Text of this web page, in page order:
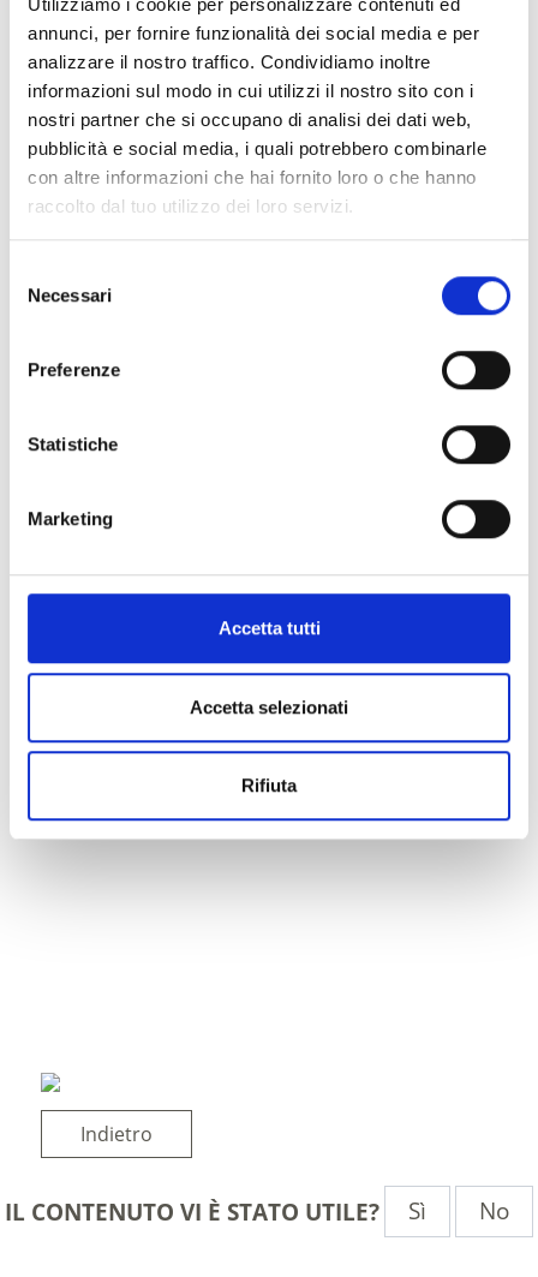
annunci, per fornire funzionalità dei social media e per
analizzare il nostro traffico. Condividiamo inoltre
informazioni sul modo in cui utilizzi il nostro sito con i
nostri partner che si occupano di analisi dei dati web,
pubblicità e social media, i quali potrebbero combinarle
con altre informazioni che hai fornito loro o che hanno
raccolto dal tuo utilizzo dei loro servizi.
delNecessari
Preferenze
Statistiche
Marketing
Accetta tutti
Accetta selezionati
Rifiuta
V
Giro Lago di Tarres
Posizione
Indietro
IL CONTENUTO VI È STATO UTILE? Sì No